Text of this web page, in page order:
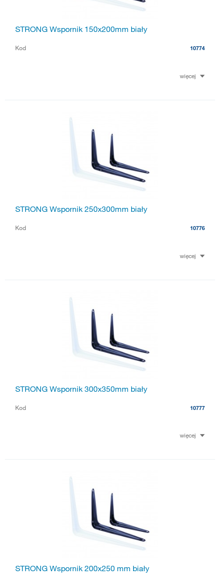
STRONG Wspornik 150x200mm biały
Kod 10774
więcej
STRONG Wspornik 250x300mm biały
Kod 10776
więcej
STRONG Wspornik 300x350mm biały
Kod 10777
więcej
STRONG Wspornik 200x250 mm biały